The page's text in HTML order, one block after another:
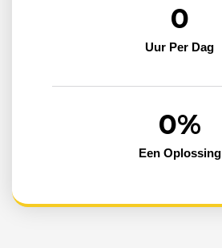
Uur Per Dag
0
Een Oplossing
0%